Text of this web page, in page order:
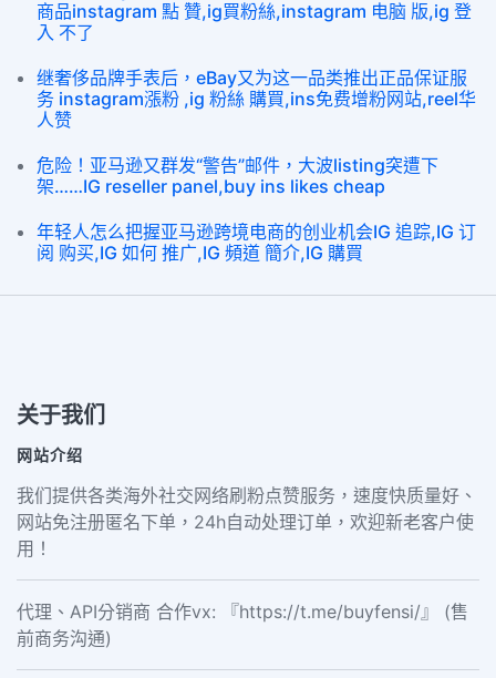
商品instagram 點 贊,ig買粉絲,instagram 电脑 版,ig 登
入 不了
继奢侈品牌手表后，eBay又为这一品类推出正品保证服
务 instagram漲粉 ,ig 粉絲 購買,ins免费增粉网站,reel华
人赞
危险！亚马逊又群发“警告”邮件，大波listing突遭下
架……IG reseller panel,buy ins likes cheap
年轻人怎么把握亚马逊跨境电商的创业机会IG 追踪,IG 订
阅 购买,IG 如何 推广,IG 頻道 簡介,IG 購買
关于我们
网站介绍
我们提供各类海外社交网络刷粉点赞服务，速度快质量好、
网站免注册匿名下单，24h自动处理订单，欢迎新老客户使
用！
代理、API分销商 合作vx: 『https://t.me/buyfensi/』 (售
前商务沟通)